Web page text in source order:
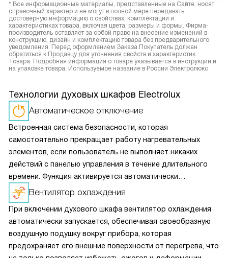
* Все информационные материалы, представленные на Сайте, носят
справочный характер и не могут в полной мере передавать
достоверную информацию о свойствах, комплектации и
характеристиках товара, включая цвета, размеры и формы. Фирма-
производитель оставляет за собой право на внесение изменений в
конструкцию, дизайн и комплектацию товара без предварительного
уведомления. Перед оформлением Заказа Покупатель должен
обратиться к Продавцу для уточнения свойств и характеристик
Товара. Подробная информация о товаре указывается в инструкции и
на упаковке товара. Используемое название в России Электролюкс
Технологии духовых шкафов Electrolux
Автоматическое отключение
Встроенная система безопасности, которая
самостоятельно прекращает работу нагревательных
элементов, если пользователь не выполняет никаких
действий с панелью управления в течение длительного
времени. Функция активируется автоматически
и не требует дополнительной настройки.
Вентилятор охлаждения
При включении духового шкафа вентилятор охлаждения
автоматически запускается, обеспечивая своеобразную
воздушную подушку вокруг прибора, которая
предохраняет его внешние поверхности от перегрева, что